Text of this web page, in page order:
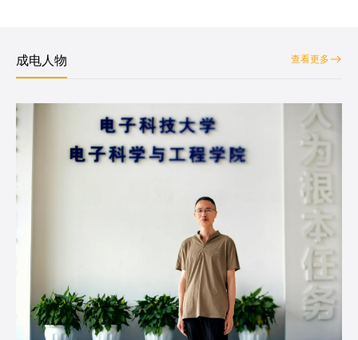
成电人物 查看更多